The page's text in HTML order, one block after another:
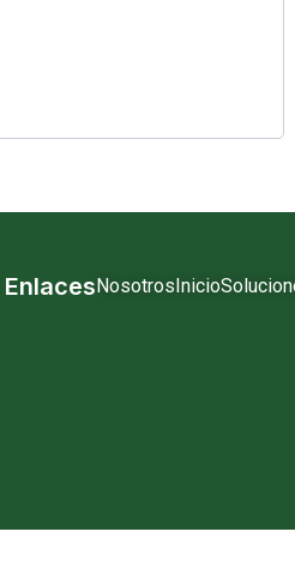
EnlacesNosotrosInicio